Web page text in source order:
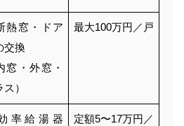
熱窓・ドア
交換
窓・外窓・
ス）
最大100万円／戸
率給湯器
定額5〜17万円／